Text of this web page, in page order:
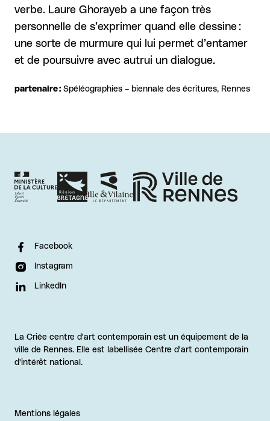
verbe. Laure Ghorayeb a une façon très
personnelle de s’exprimer quand elle dessine :
une sorte de murmure qui lui permet d’entamer
et de poursuivre avec autrui un dialogue.
partenaire : Spéléographies – biennale des écritures, Rennes
Facebook
Instagram
LinkedIn
La Criée centre d'art contemporain est un équipement de la
ville de Rennes. Elle est labellisée Centre d'art contemporain
d'intérêt national.
Mentions légales